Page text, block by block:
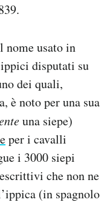
nome usato in
disputati su
dei quali,
è noto per una sua
una siepe)
per i cavalli
i 3000 siepi
che non ne
(in spagnolo